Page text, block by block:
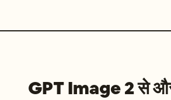
GPT Image 2 से